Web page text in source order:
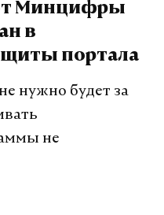
Минцифры
в
портала
нужно будет за
не